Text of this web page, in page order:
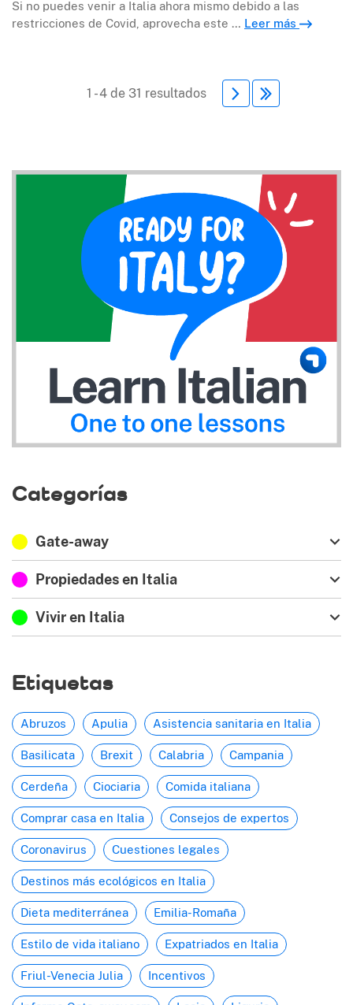
Si no puedes venir a Italia ahora mismo debido a las
restricciones de Covid, aprovecha este … Leer más
1 - 4 de 31 resultados
Categorías
Gate-away
Propiedades en Italia
Vivir en Italia
Etiquetas
Abruzos Apulia Asistencia sanitaria en Italia
Basilicata Brexit Calabria Campania
Cerdeña Ciociaria Comida italiana
Comprar casa en Italia Consejos de expertos
Coronavirus Cuestiones legales
Destinos más ecológicos en Italia
Dieta mediterránea Emilia-Romaña
Estilo de vida italiano Expatriados en Italia
Friul-Venecia Julia Incentivos